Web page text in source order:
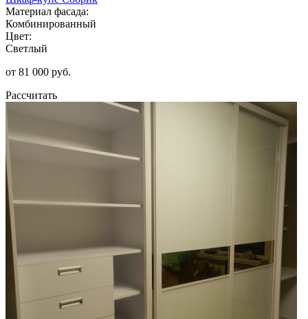
Материал фасада:
Комбинированный
Цвет:
Светлый
от 81 000 руб.
Рассчитать